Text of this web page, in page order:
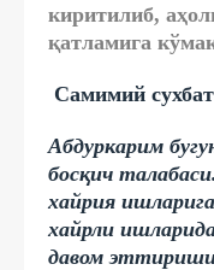
киритилиб,
қатламига
Самимий
Абдуркарим
босқич
хайрия
хайрли
давом